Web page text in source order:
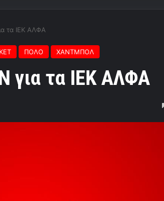
τα ΙΕΚ ΑΛΦΑ
ΠΟΛΟ ΧΑΝΤΜΠΟΛ
τα ΙΕΚ ΑΛΦΑ